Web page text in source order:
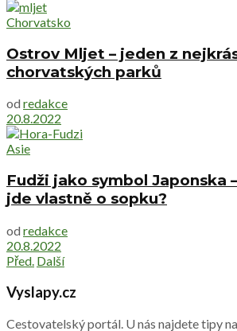
Chorvatsko
Ostrov Mljet – jeden z
chorvatských parků
od redakce
20.8.2022
Asie
Fudži jako symbol Japonska
jde vlastně o sopku?
od redakce
20.8.2022
Před. Další
Vyslapy.cz
Cestovatelský portál. U nás najdete tipy